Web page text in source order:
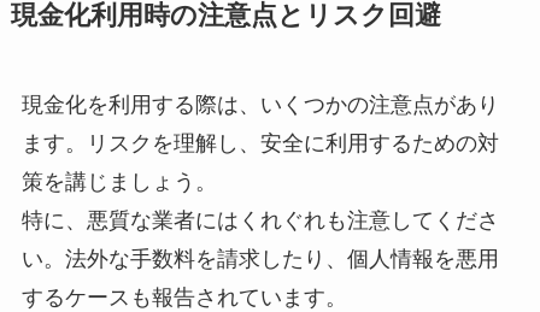
現金化利用時の注意点とリスク回避
現金化を利用する際は、いくつかの注意点があり
ます。リスクを理解し、安全に利用するための対
策を講じましょう。
特に、悪質な業者にはくれぐれも注意してくださ
い。法外な手数料を請求したり、個人情報を悪用
するケースも報告されています。